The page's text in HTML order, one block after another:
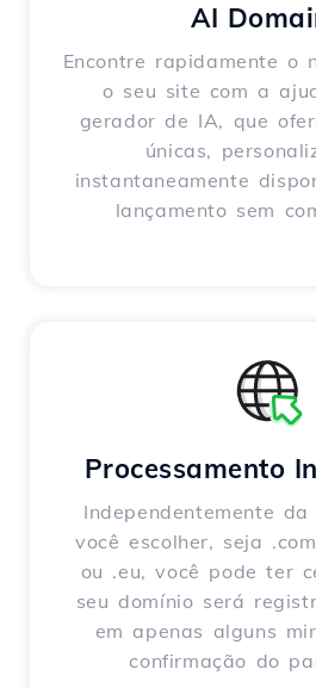
AI
Encontre rapidamente o
o seu site com a
gerador de IA, que
únicas,
instantaneamente
lançamento sem
Processamento
Independentemente
você escolher, seja
ou .eu, você pode ter
seu domínio será
em apenas alguns
confirmação do